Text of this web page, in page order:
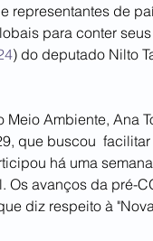
representantes de
para conter
) do deputado Nilto
Ambiente, Ana
que buscou
há uma
avanços da pré-
diz respeito à